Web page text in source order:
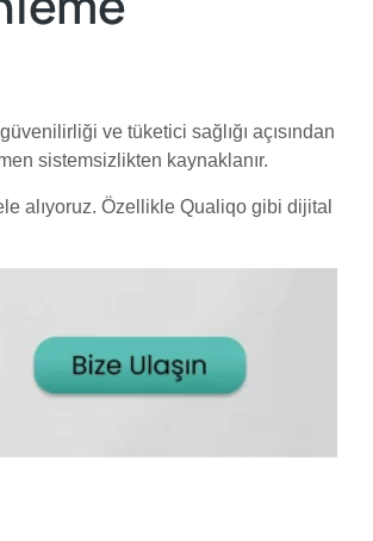
ve tüketici sağlığı açısından
sistemsizlikten kaynaklanır.
alıyoruz. Özellikle Qualiqo gibi dijital